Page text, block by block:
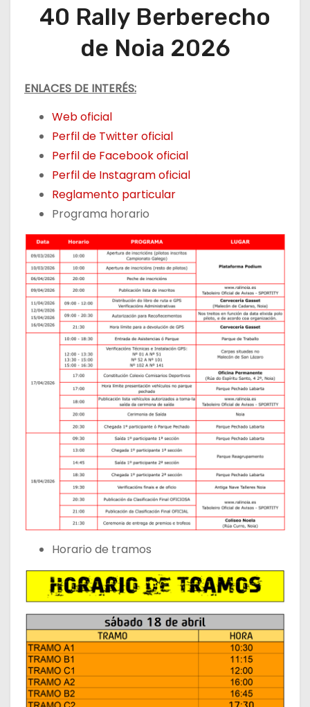
40 Rally Berberecho
de Noia 2026
ENLACES DE INTERÉS:
Web oficial
Perfil de Twitter oficial
Perfil de Facebook oficial
Perfil de Instagram oficial
Reglamento particular
Programa horario
Horario de tramos